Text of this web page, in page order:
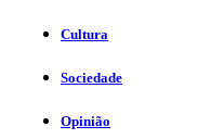
Cultura
Sociedade
Opinião